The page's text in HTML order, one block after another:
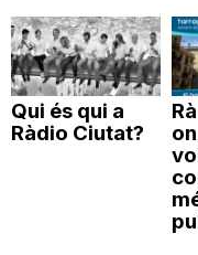
Qui és qui a
Ràdio Ciutat?